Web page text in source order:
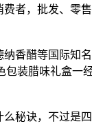
者，批发、
香醋等国际
装腊味礼盒
秘诀，不过是